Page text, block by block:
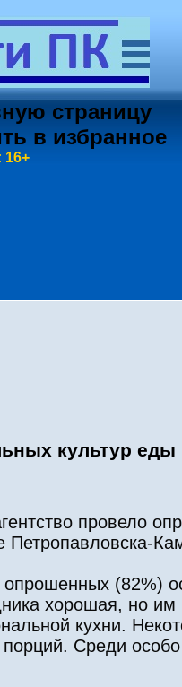
страницу
в избранное
16+
культур еды
провело
Петропавловска-
(82%)
хорошая, но
кухни.
порций. Среди